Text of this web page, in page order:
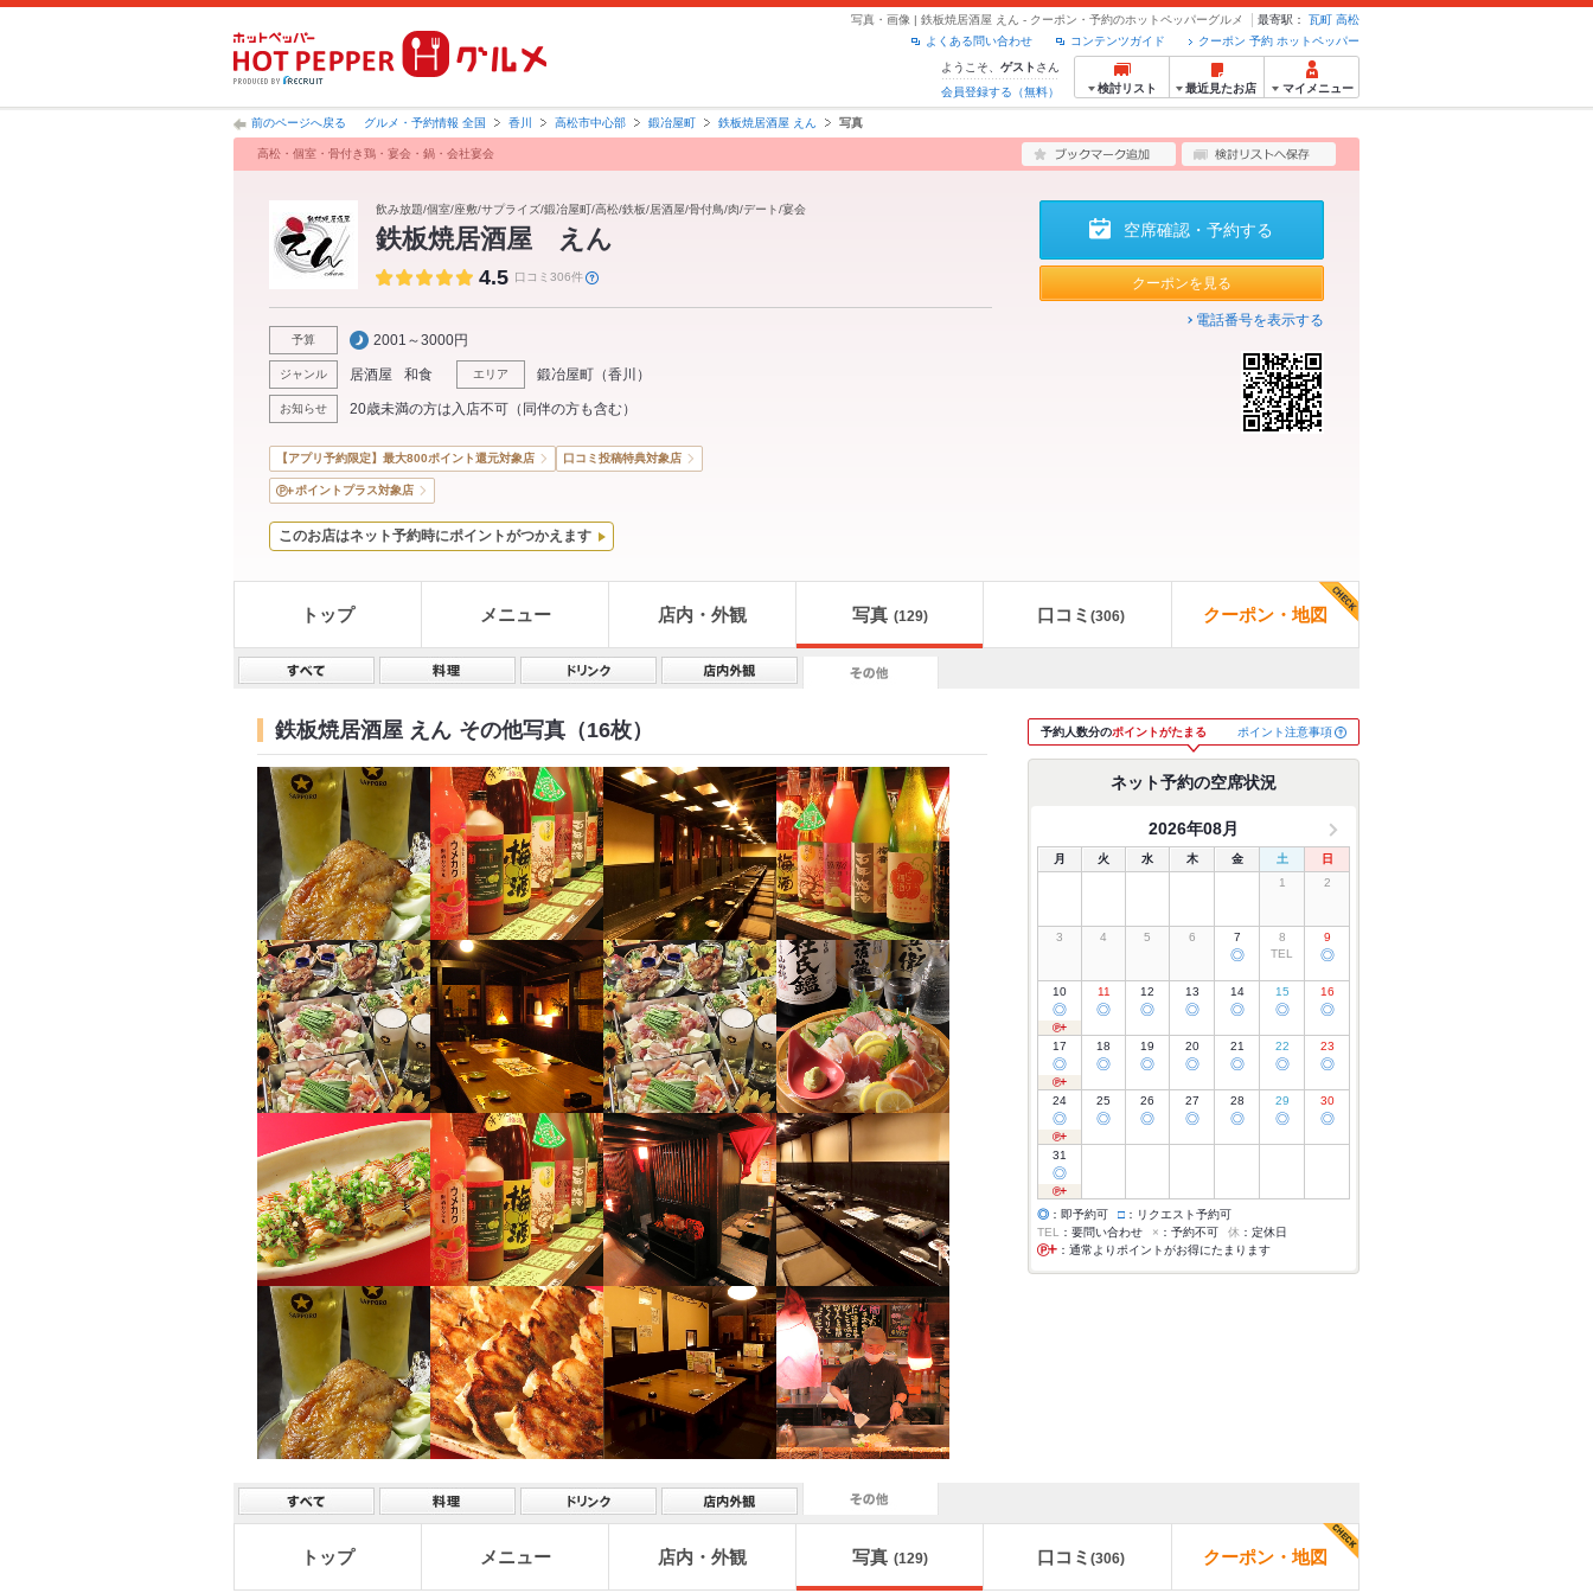
写真・画像 | 鉄板焼居酒屋 えん - クーポン・予約のホットペッパーグルメ 最寄駅： 瓦町 高松
クーポン 予約 ホットペッパー
コンテンツガイド
よくある問い合わせ
ようこそ、 ゲスト さん
会員登録する（無料）
検討リスト 最近見たお店 マイメニュー
前のページへ戻る グルメ・予約情報 全国 香川 高松市中心部 鍛冶屋町 鉄板焼居酒屋 えん 写真
高松・個室・骨付き鶏・宴会・鍋・会社宴会
飲み放題/個室/座敷/サプライズ/鍛冶屋町/高松/鉄板/居酒屋/骨付鳥/肉/デート/宴会
鉄板焼居酒屋 えん
4.5 口コミ306件
予算 2001～3000円
ジャンル 居酒屋 和食 エリア 鍛冶屋町 （香川 ）
お知らせ 20歳未満の方は入店不可（同伴の方も含む）
空席確認・予約する
クーポンを見る
電話番号を表示する
【アプリ予約限定】最大800ポイント還元対象店 口コミ投稿特典対象店
ポイントプラス対象店
このお店はネット予約時にポイントがつかえます
トップ メニュー 店内・外観 写真 (129) 口コミ (306) クーポン・地図
鉄板焼居酒屋 えん その他写真（16枚） 予約人数分のポイントがたまる ポイント注意事項
ネット予約の空席状況
2026年08月
月 火 水 木 金 土
日
1
2
3 4 5 6 7
◎
8
TEL
9
◎
10
◎
11
◎
12
◎
13
◎
14
◎
15
◎
16
◎
17
◎
18
◎
19
◎
20
◎
21
◎
22
◎
23
◎
24
◎
25
◎
26
◎
27
◎
28
◎
29
◎
30
◎
31
◎
◎ ：即予約可 □ ：リクエスト予約可
TEL
：要問い合わせ × ：予約不可 休 ：定休日
：通常よりポイントがお得にたまります
トップ メニュー 店内・外観 写真 (129) 口コミ (306) クーポン・地図